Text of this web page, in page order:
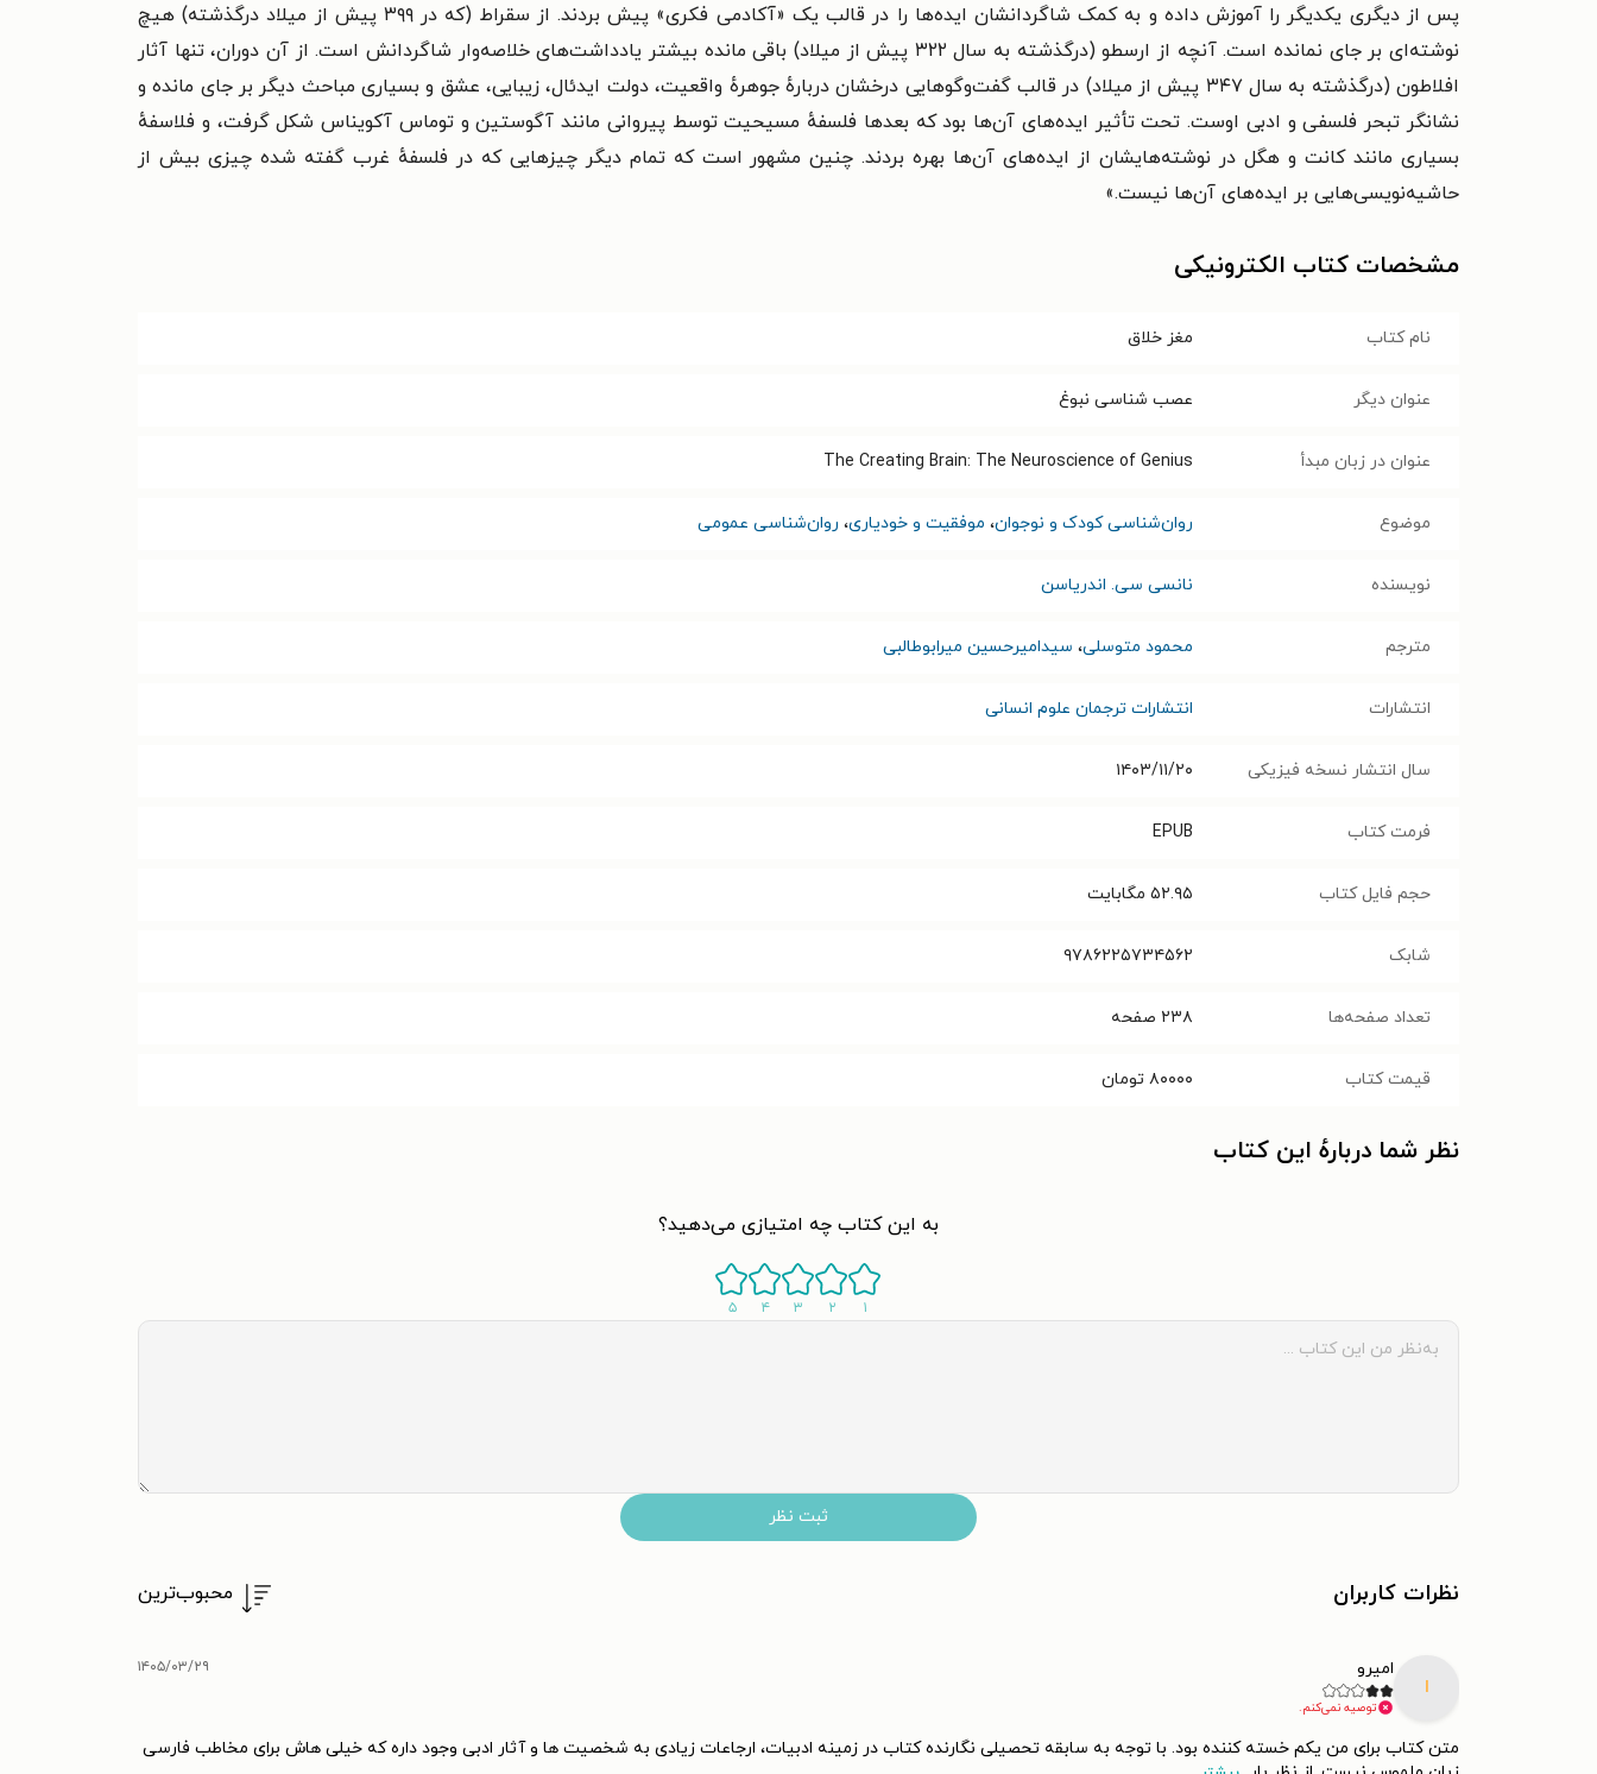
پس از دیگری یکدیگر را آموزش داده و به کمک شاگردانشان ایده‌ها را در قالب یک «آکادمی فکری» پیش بردند. از سقراط (که در ۳۹۹ پیش از میلاد درگذشته) هیچ
نوشته‌ای بر جای نمانده است. آنچه از ارسطو (درگذشته به سال ۳۲۲ پیش از میلاد) باقی مانده بیشتر یادداشت‌های خلاصه‌وار شاگردانش است. از آن دوران، تنها آثار
افلاطون (درگذشته به سال ۳۴۷ پیش از میلاد) در قالب گفت‌وگوهایی درخشان دربارهٔ جوهرهٔ واقعیت، دولت ایدئال، زیبایی، عشق و بسیاری مباحث دیگر بر جای مانده و
نشانگر تبحر فلسفی و ادبی اوست. تحت تأثیر ایده‌های آن‌ها بود که بعدها فلسفهٔ مسیحیت توسط پیروانی مانند آگوستین و توماس آکویناس شکل گرفت، و فلاسفهٔ
بسیاری مانند کانت و هگل در نوشته‌هایشان از ایده‌های آن‌ها بهره بردند. چنین مشهور است که تمام دیگر چیزهایی که در فلسفهٔ غرب گفته شده چیزی بیش از
حاشیه‌نویسی‌هایی بر ایده‌های آن‌ها نیست.»
مشخصات کتاب الکترونیکی
نام کتاب مغز خلاق
عنوان دیگر عصب شناسی نبوغ
عنوان در زبان مبدأ The Creating Brain: The Neuroscience of Genius
موضوع روان‌شناسی کودک و نوجوان، موفقیت و خودیاری، روان‌شناسی عمومی
نویسنده نانسی سی. اندریاسن
مترجم محمود متوسلی، سیدامیرحسین میرابوطالبی
انتشارات انتشارات ترجمان علوم انسانی
سال انتشار نسخه فیزیکی ۱۴۰۳/۱۱/۲۰
فرمت کتاب EPUB
حجم فایل کتاب ۵۲.۹۵ مگابایت
شابک ۹۷۸۶۲۲۵۷۳۴۵۶۲
تعداد صفحه‌ها ۲۳۸ صفحه
قیمت کتاب ۸۰۰۰۰ تومان
نظر شما دربارهٔ این کتاب
به این کتاب چه امتیازی می‌دهید؟
۱ ۲ ۳ ۴ ۵
ثبت نظر
نظرات کاربران محبوب‌ترین
ا
امیرو
توصیه نمی‌کنم.
۱۴۰۵/۰۳/۲۹
متن کتاب برای من یکم خسته کننده بود. با توجه به سابقه تحصیلی نگارنده کتاب در زمینه ادبیات، ارجاعات زیادی به شخصیت ها و آثار ادبی وجود داره که خیلی هاش برای مخاطب فارسی